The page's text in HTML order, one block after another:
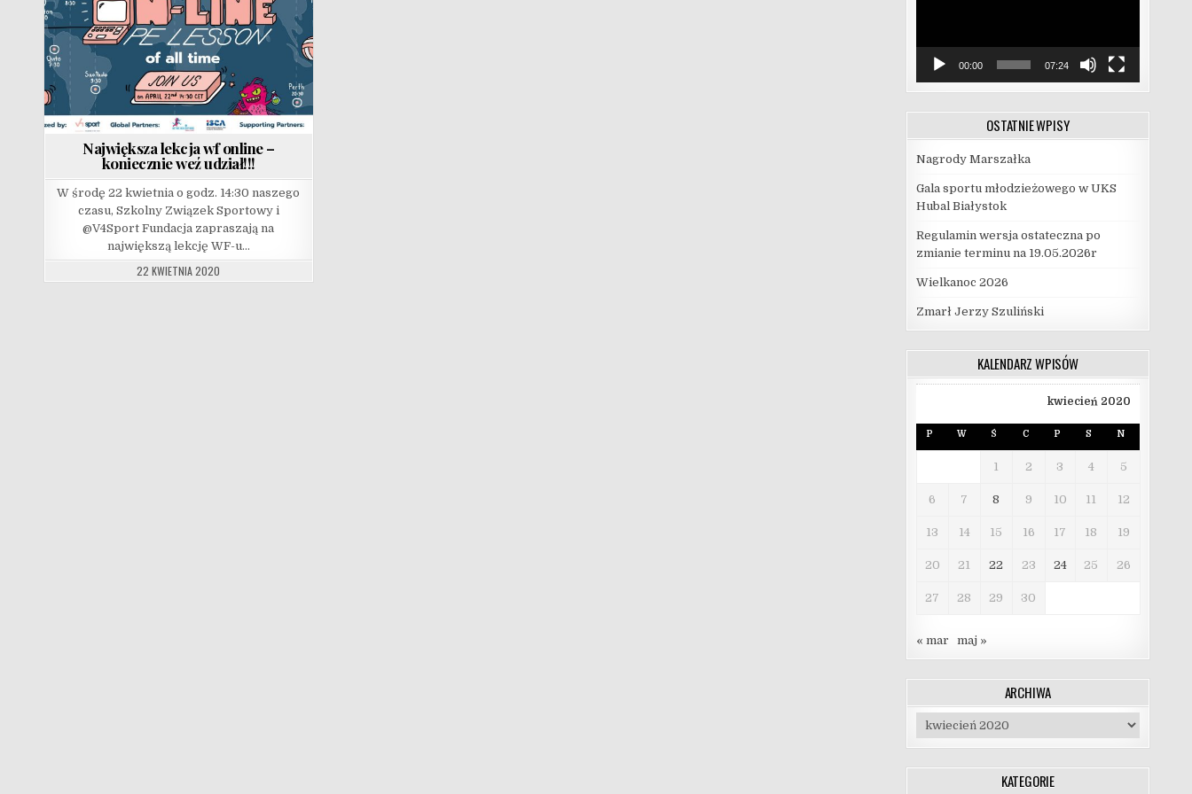
Największa lekcja wf online –
koniecznie weź udział!!!
W środę 22 kwietnia o godz. 14:30 naszego
czasu, Szkolny Związek Sportowy i
@V4Sport Fundacja zapraszają na
największą lekcję WF-u…
22 KWIETNIA 2020
00:00 07:24
OSTATNIE WPISY
Nagrody Marszałka
Gala sportu młodzieżowego w UKS
Hubal Białystok
Regulamin wersja ostateczna po
zmianie terminu na 19.05.2026r
Wielkanoc 2026
Zmarł Jerzy Szuliński
KALENDARZ WPISÓW
kwiecień 2020
P W Ś C P S N
1 2 3 4 5
6 7 8 9 10 11 12
13 14 15 16 17 18 19
20 21 22 23 24 25 26
27 28 29 30
« mar maj »
ARCHIWA
Archiwa
KATEGORIE